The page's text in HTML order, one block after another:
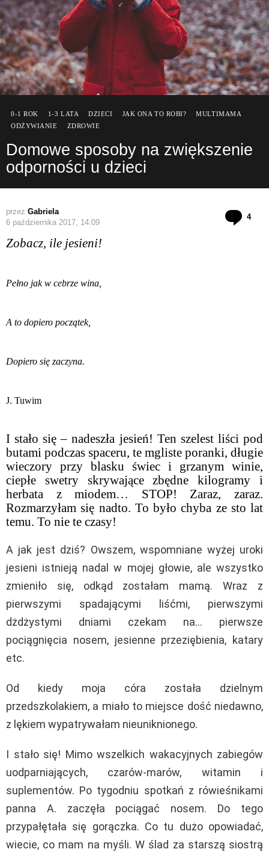
0-1 ROK 1-3 LATA DZIECI JAK ONA TO ROBI?
MULTIMAMA
ODŻYWIANIE
ZDROWIE
Domowe sposoby na zwiększenie
odporności u dzieci
przez Gabriela
6 października 2017, 14:09
4
Zobacz, ile jesieni!
Pełno jak w cebrze wina,
A to dopiero początek,
Dopiero się zaczyna.
J. Tuwim
I stało się – nadeszła jesień! Ten szelest liści pod
butami podczas spaceru, te mgliste poranki, długie
wieczory przy blasku świec i grzanym winie,
ciepłe swetry skrywające zbędne kilogramy i
herbata z miodem… STOP! Zaraz, zaraz.
Rozmarzyłam się nadto. To było chyba ze sto lat
temu. To nie te czasy!
A jak jest dziś? Owszem, wspomniane wyżej uroki
jesieni istnieją nadal w mojej głowie, ale wszystko
zmieniło się, odkąd zostałam mamą. Wraz z
pierwszymi spadającymi liśćmi, pierwszymi
dżdżystymi dniami czekam na… pierwsze
pociągnięcia nosem, jesienne przeziębienia, katary
etc.
Od kiedy moja córa została dzielnym
przedszkolakiem, a miało to miejsce dość niedawno,
z lękiem wypatrywałam nieuniknionego.
I stało się! Mimo wszelkich wakacyjnych zabiegów
uodparniających, czarów-marów, witamin i
suplementów. Po tygodniu spotkań z rówieśnikami
panna A. zaczęła pociągać nosem. Do tego
przypałętała się gorączka. Co tu dużo opowiadać,
wiecie, co mam na myśli. W ślad za starszą siostrą